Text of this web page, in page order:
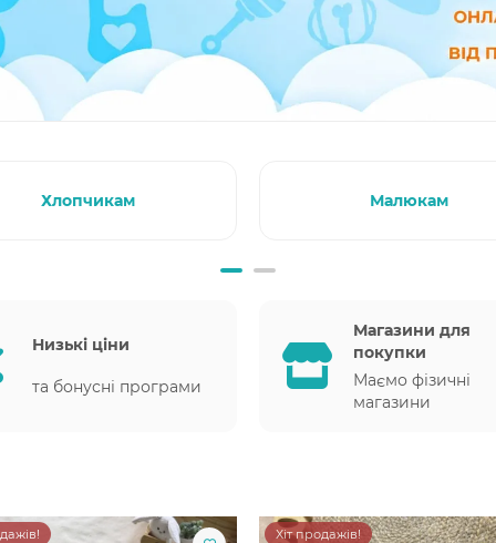
Хлопчикам Малюкам
Низькі ціни
та бонусні програми
Магазини для
покупки
Маємо фізичні
магазини
Хіт продажів!